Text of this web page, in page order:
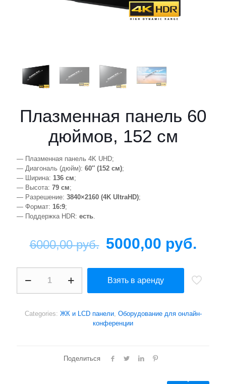
Плазменная панель 60
дюймов, 152 см
— Плазменная панель 4K UHD;
— Диагональ (дюйм): 60″ (152 см);
— Ширина: 136 см;
— Высота: 79 см;
— Разрешение: 3840×2160 (4K UltraHD);
— Формат: 16:9;
— Поддержка HDR: есть.
6000,00руб. 5000,00 руб.
панель
60
152
Взять в аренду
Categories: ЖК и LCD панели, Оборудование для онлайн-
конференции
Поделиться